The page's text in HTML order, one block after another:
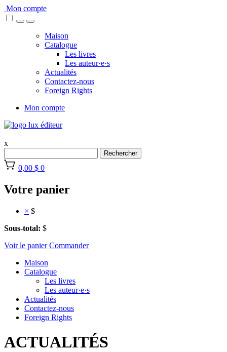
Skip
to
Mon compte
Maison
Catalogue
Les livres
Les auteur·e·s
Actualités
Contactez-nous
Foreign Rights
Mon compte
x
Rechercher
0,00 $ 0
Votre panier
× $
Sous-total: $
Voir le panier Commander
Maison
Catalogue
Les livres
Les auteur·e·s
Actualités
Contactez-nous
Foreign Rights
ACTUALITÉS